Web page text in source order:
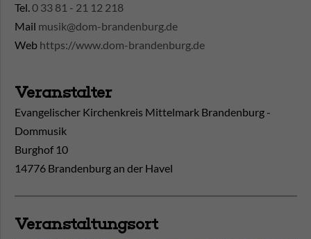
Tel.0 33 81 - 21 12 218
Mail musik@dom-brandenburg.de
Web https://www.dom-brandenburg.de
Veranstalter
Evangelischer Kirchenkreis Mittelmark Brandenburg -
Dommusik
Burghof 10
14776 Brandenburg an der Havel
Veranstaltungsort